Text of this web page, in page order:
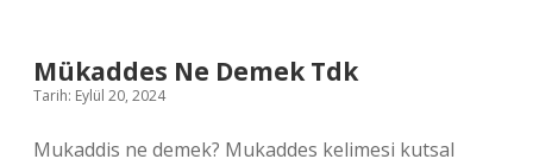
Mükaddes Ne Demek Tdk
Tarih: Eylül 20, 2024
Mukaddis ne demek? Mukaddes kelimesi kutsal